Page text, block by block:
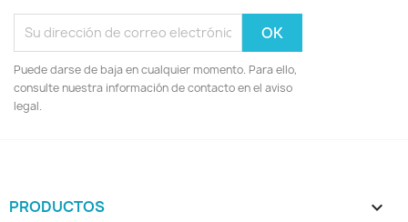
Puede darse de baja en cualquier momento. Para ello,
consulte nuestra información de contacto en el aviso
legal.
PRODUCTOS 